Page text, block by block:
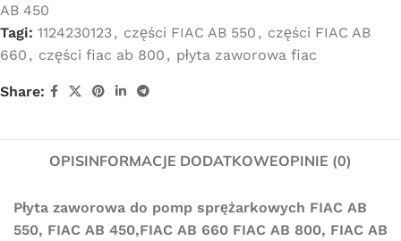
AB 450
Tagi: 1124230123, części FIAC AB 550 , części FIAC AB
660 , części fiac ab 800 , płyta zaworowa fiac
Share:
OPISINFORMACJE DODATKOWEOPINIE (0)
Płyta zaworowa do pomp sprężarkowych FIAC AB
550, FIAC AB 450,FIAC AB 660 FIAC AB 800, FIAC AB